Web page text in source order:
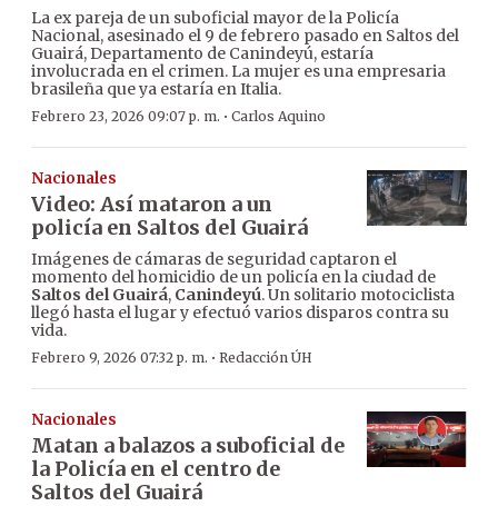
La ex pareja de un suboficial mayor de la Policía
Nacional, asesinado el 9 de febrero pasado en Saltos del
Guairá, Departamento de Canindeyú, estaría
involucrada en el crimen. La mujer es una empresaria
brasileña que ya estaría en Italia.
Febrero 23, 2026 09:07 p. m. · Carlos Aquino
Nacionales
Video: Así mataron a un
policía en Saltos del Guairá
Imágenes de cámaras de seguridad captaron el
momento del homicidio de un policía en la ciudad de
Saltos del Guairá, Canindeyú. Un solitario motociclista
llegó hasta el lugar y efectuó varios disparos contra su
vida.
Febrero 9, 2026 07:32 p. m. · Redacción ÚH
Nacionales
Matan a balazos a suboficial de
la Policía en el centro de
Saltos del Guairá